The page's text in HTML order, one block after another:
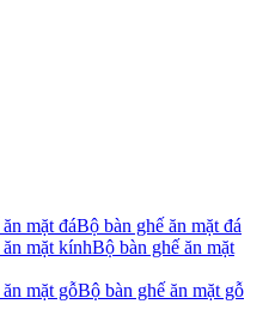
Bộ bàn ghế ăn mặt đá
Bộ bàn ghế ăn mặt
Bộ bàn ghế ăn mặt gỗ